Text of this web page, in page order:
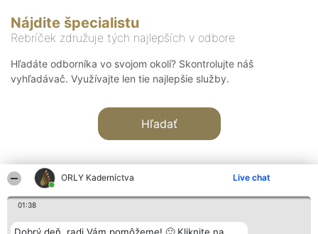
ORLY Kaderníctva Live chat
01:38
Nájdite špecialistu
Rebríček združuje tých najlepších v odbore
Hľadáte odborníka vo svojom okolí? Skontrolujte náš
vyhľadávač. Využívajte len tie najlepšie služby.
Hľadať
Organizátor hodnotenia Hodnotenie Kontakt